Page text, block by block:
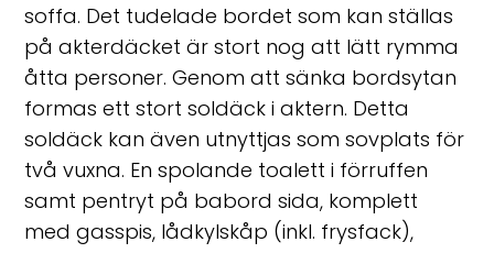
soffa. Det tudelade bordet som kan ställas
på akterdäcket är stort nog att lätt rymma
åtta personer. Genom att sänka bordsytan
formas ett stort soldäck i aktern. Detta
soldäck kan även utnyttjas som sovplats för
två vuxna. En spolande toalett i förruffen
samt pentryt på babord sida, komplett
med gasspis, lådkylskåp (inkl. frysfack),